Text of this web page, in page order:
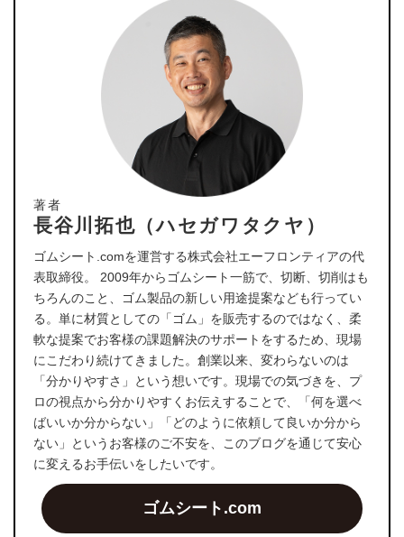
著者
長谷川拓也（ハセガワタクヤ）
ゴムシート.comを運営する株式会社エーフロンティアの代
表取締役。 2009年からゴムシート一筋で、切断、切削はも
ちろんのこと、ゴム製品の新しい用途提案なども行ってい
る。単に材質としての「ゴム」を販売するのではなく、柔
軟な提案でお客様の課題解決のサポートをするため、現場
にこだわり続けてきました。創業以来、変わらないのは
「分かりやすさ」という想いです。現場での気づきを、プ
ロの視点から分かりやすくお伝えすることで、「何を選べ
ばいいか分からない」「どのように依頼して良いか分から
ない」というお客様のご不安を、このブログを通じて安心
に変えるお手伝いをしたいです。
ゴムシート.com